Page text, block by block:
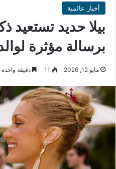
أخبار عالمية
بيلا حديد تستعيد
برسالة مؤثرة
مايو 12, 2026 11 دقيقة واحدة